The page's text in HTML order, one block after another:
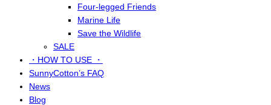
Four-legged Friends
Marine Life
Save the Wildlife
SALE
・HOW TO USE ・
SunnyCotton’s FAQ
News
Blog